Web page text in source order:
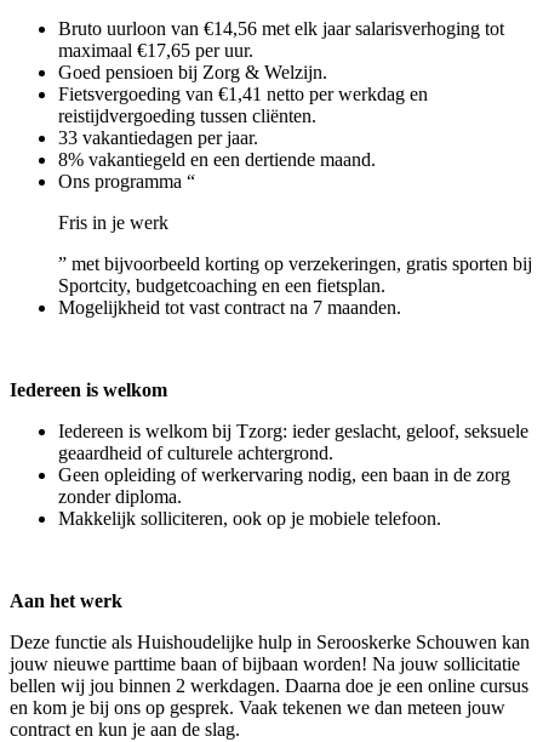
Bruto uurloon van €14,56 met elk jaar salarisverhoging tot
maximaal €17,65 per uur.
Goed pensioen bij Zorg & Welzijn.
Fietsvergoeding van €1,41 netto per werkdag en
reistijdvergoeding tussen cliënten.
33 vakantiedagen per jaar.
8% vakantiegeld en een dertiende maand.
Ons programma “
Fris in je werk
” met bijvoorbeeld korting op verzekeringen, gratis sporten bij
Sportcity, budgetcoaching en een fietsplan.
Mogelijkheid tot vast contract na 7 maanden.
Iedereen is welkom
Iedereen is welkom bij Tzorg: ieder geslacht, geloof, seksuele
geaardheid of culturele achtergrond.
Geen opleiding of werkervaring nodig, een baan in de zorg
zonder diploma.
Makkelijk solliciteren, ook op je mobiele telefoon.
Aan het werk
Deze functie als Huishoudelijke hulp in Serooskerke Schouwen kan
jouw nieuwe parttime baan of bijbaan worden! Na jouw sollicitatie
bellen wij jou binnen 2 werkdagen. Daarna doe je een online cursus
en kom je bij ons op gesprek. Vaak tekenen we dan meteen jouw
contract en kun je aan de slag.